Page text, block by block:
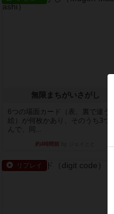
無限まちがいさがし
6つの場面カード（表、裏で違う
絵）が何枚かあり、そのうち3つ選
んで、同...
約4時間前
リプレイ